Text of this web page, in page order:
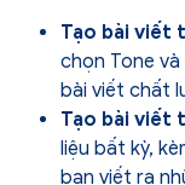
Tạo bài viết
chọn Tone
bài viết chất
Tạo bài viết
liệu bất kỳ,
bạn viết ra